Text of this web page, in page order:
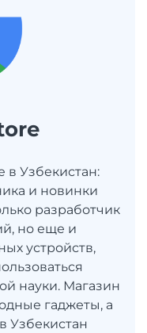
в Узбекистан:
и новинки
разработчик
но еще и
устройств,
науки. Магазин
гаджеты, а
Узбекистан